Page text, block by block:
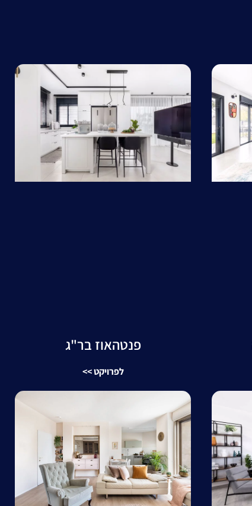
פנטהאוז בר"ג
לפרויקט >>